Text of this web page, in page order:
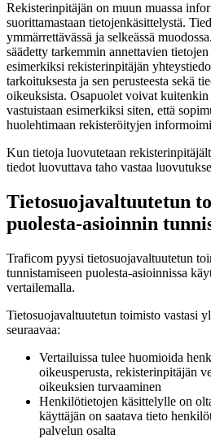
Rekisterinpitäjän on muun muassa
suorittamastaan tietojenkäsittelystä.
ymmärrettävässä ja selkeässä
säädetty tarkemmin annettavien
esimerkiksi rekisterinpitäjän
tarkoituksesta ja sen perusteesta sekä
oikeuksista. Osapuolet voivat kuitenkin
vastuistaan esimerkiksi siten, että
huolehtimaan rekisteröityjen
Kun tietoja luovutetaan
tiedot luovuttava taho vastaa
Tietosuojavaltuutetun
puolesta-asioinnin
Traficom pyysi tietosuojavaltuutetun
tunnistamiseen puolesta-asioinnissa
vertailemalla.
Tietosuojavaltuutetun toimisto vastasi
seuraavaa:
Vertailuissa tulee huomioida
oikeusperusta, rekisterinpitäjän
oikeuksien turvaaminen
Henkilötietojen käsittelylle on
käyttäjän on saatava tieto
palvelun osalta